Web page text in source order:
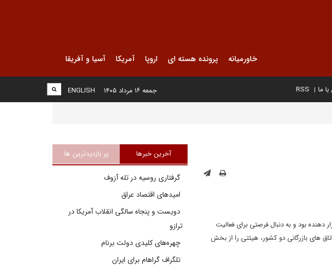
خاورمیانه پرونده هسته ای اروپا آمریکا آسیا و آفریقا
ما RSS
ENGLISH جمعه ۱۶ مرداد ۱۴۰۵
دهنده بود و به دنبال فرصتی برای فعالیت
های بازرگانی دو کشور، هیئتی را از بخش
آخرین خبرها پر بازدیدترین ها
گرفتاری روسیه در تله آزوف
امیدهای اقتصاد عراق
دویست و پنجاه سالگی انقلاب آمریکا در
ترازو
چهره‌های کلیدی دولت برنام
تلگراف گراهام برای ایران